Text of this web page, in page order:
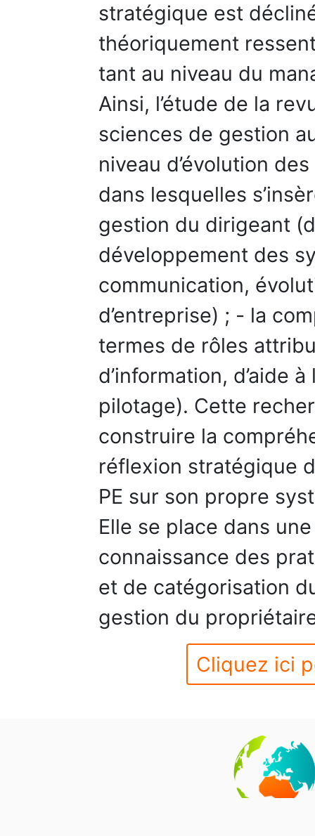
stratégique est
théoriquement
tant au niveau du
Ainsi, l’étude de la
sciences de gestion
niveau d’évolution
dans lesquelles
gestion du dirigeant
développement des
communication,
d’entreprise) ; - la
termes de rôles
d’information, d’aide
pilotage). Cette
construire la
réflexion stratégique
PE sur son propre
Elle se place dans
connaissance des
et de catégorisation
gestion du
Cliquez ici